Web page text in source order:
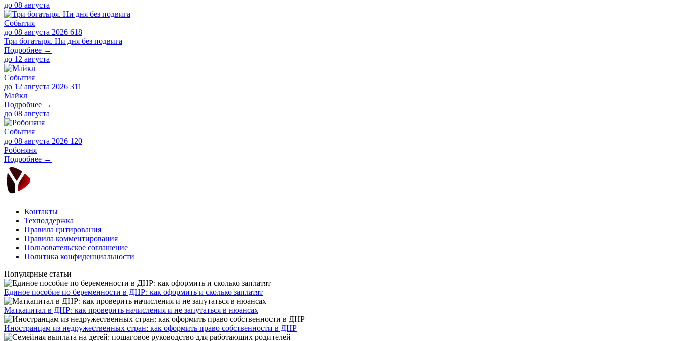
до 08 августа
События
до 08 августа 2026 618
Три богатыря. Ни дня без подвига
Подробнее →
до 12 августа
События
до 12 августа 2026 311
Майкл
Подробнее →
до 08 августа
События
до 08 августа 2026 120
Робоняня
Подробнее →
Контакты
Техподдержка
Правила цитирования
Правила комментирования
Пользовательское соглашение
Политика конфиденциальности
Популярные статьи
Единое пособие по беременности в ДНР: как оформить и сколько заплатят
​Маткапитал в ДНР: как проверить начисления и не запутаться в нюансах
Иностранцам из недружественных стран: как оформить право собственности в ДНР